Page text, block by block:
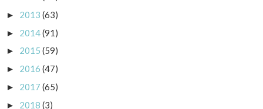
► 2013 (63)
► 2014(91)
► 2015 (59)
► 2016 (47)
► 2017 (65)
► 2018 (3)